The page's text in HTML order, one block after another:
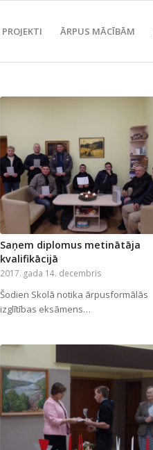
PROJEKTI ĀRPUS MĀCĪBĀM
Saņem diplomus metinātāja
kvalifikācijā
2017. gada 14. decembris
Šodien Skolā notika ārpusformālās
izglītības eksāmens…